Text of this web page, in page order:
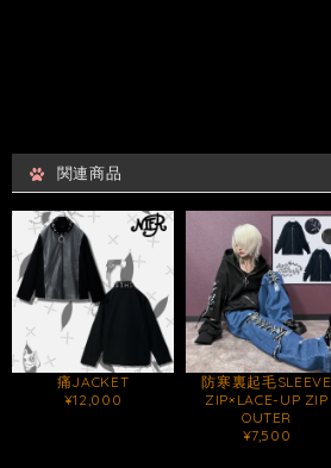
関連商品
痛JACKET
¥12,000
防寒裏起毛SLEEVE
ZIP×LACE-UP ZIP
OUTER
¥7,500